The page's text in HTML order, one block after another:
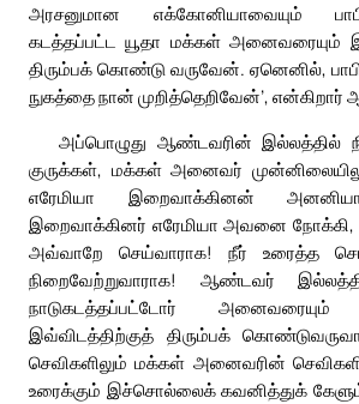
அரசனுமான எக்கோனியாவையும்
கடத்தப்பட்ட யூதா மக்கள் அனைவரையும்
திரும்பக் கொண்டு வருவேன். ஏனெனில்,
நுகத்தை நான் முறித்தெறிவேன்’,
அப்பொழுது ஆண்டவரின் இல்லத்தில்
குருக்கள், மக்கள் அனைவர்
எரேமியா இறைவாக்கினன்
இறைவாக்கினர் எரேமியா அவனை
அவ்வாறே செய்வாராக! நீர் உரைத்த
நிறைவேற்றுவாராக! ஆண்டவர்
நாடுகடத்தப்பட்டோர் அனைவரையும்
இவ்விடத்திற்குத் திரும்பக்
செவிகளிலும் மக்கள் அனைவரின்
உரைக்கும் இச்சொல்லைக் கவனித்துக்